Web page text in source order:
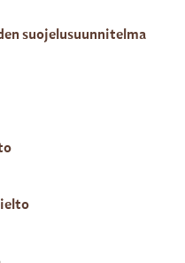
suojelusuunnitelma